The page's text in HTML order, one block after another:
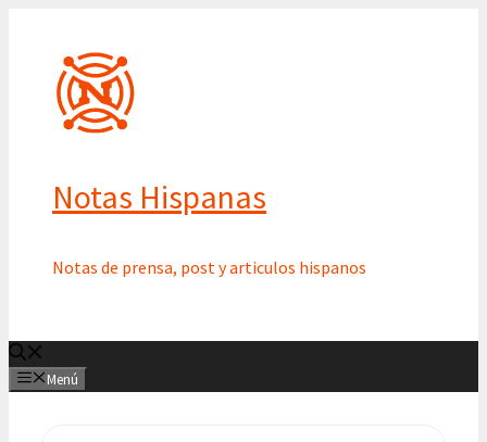
contenido
Notas Hispanas
Notas de prensa, post y articulos hispanos
Menú